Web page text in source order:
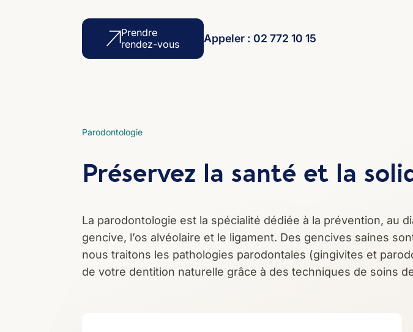
Prendre
rendez-vous
Appeler : 02 772 10 15
Parodontologie
Préservez la santé et la
La parodontologie est la spécialité dédiée à la prévention, au
gencive, l’os alvéolaire et le ligament. Des gencives saines
nous traitons les pathologies parodontales (gingivites et
de votre dentition naturelle grâce à des techniques de soins